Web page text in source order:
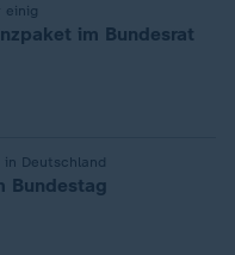
einig
im Bundesrat
Deutschland
Bundestag